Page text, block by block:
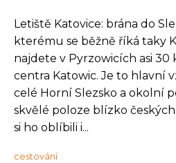
Letiště Katovice: brána do
kterému se běžně říká taky
najdete v Pyrzowicích asi 30
centra Katowic. Je to hlavní
celé Horní Slezsko a okolní
skvělé poloze blízko
si ho oblíbili i...
cestování